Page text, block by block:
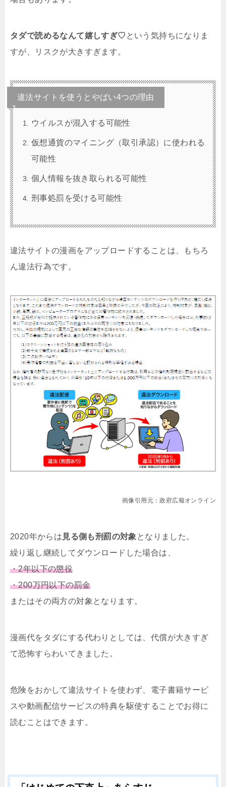
タダで読めるなんて嬉しすぎ♡ という気持ちになりま
すが、リスクが大きすぎます。
違法サイトを使うとやばい4つの理由
ウイルスが混入する可能性
仮想通貨のマイニング（取引承認）に使われる
可能性
個人情報を抜き取られる可能性
刑事処罰を受ける可能性
違法サイトの漫画をアップロードすることは、もちろ
ん違法行為です。
画像引用元：政府広報オンライン
2020年からは 見る側も刑罰の対象 となりました。
繰り返し継続してダウンロードした場合は、
・2年以下の懲役
・200万円以下の罰金
またはその両方の対象となります。
漫画代をタダにする代わりとしては、代償が大きすぎ
て恐怖すらわいてきました。
危険をおかして違法サイトを使わず、電子書籍サービ
スや動画配信サービスの特典を駆使することでお得に
読むことはできます。